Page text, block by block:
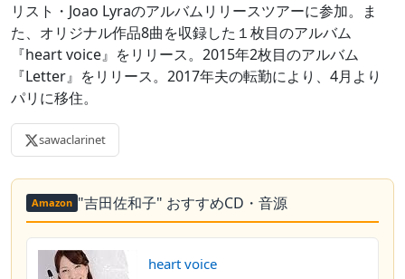
リスト・Joao Lyraのアルバムリリースツアーに参加。ま
た、オリジナル作品8曲を収録した１枚目のアルバム
『heart voice』をリリース。2015年2枚目のアルバム
『Letter』をリリース。2017年夫の転勤により、4月より
パリに移住。
sawaclarinet
Amazon "吉田佐和子" おすすめCD・音源
heart voice